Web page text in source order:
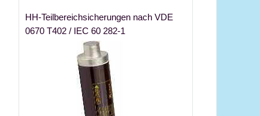
HH-Teilbereichsicherungen nach VDE
0670 T402 / IEC 60 282-1